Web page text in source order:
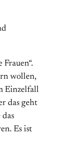
wollen,
Einzelfall
das geht
Es ist